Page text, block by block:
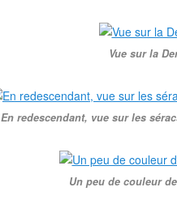
Vue sur la
En redescendant, vue sur les
Un peu de couleur